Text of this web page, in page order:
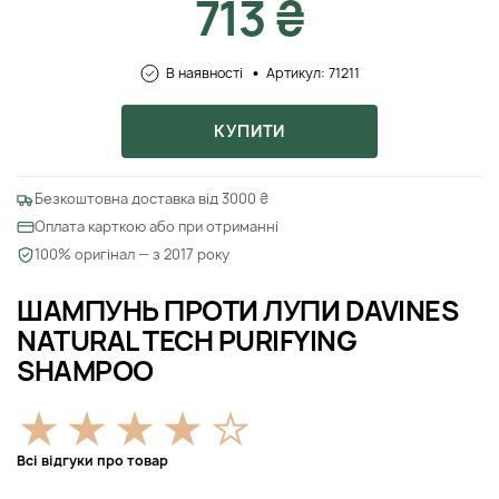
ШАМПУНЬ ПРОТИ ЛУПИ DAVINES
NATURAL TECH PURIFYING
SHAMPOO
Всі відгуки про товар
713 ₴
В наявності Артикул: 71211
КУПИТИ
Безкоштовна доставка від 3000 ₴
Оплата карткою або при отриманні
100% оригінал — з 2017 року